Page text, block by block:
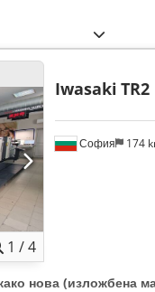
1 /4
София 174
Iwasaki TR2
нова (изложбена